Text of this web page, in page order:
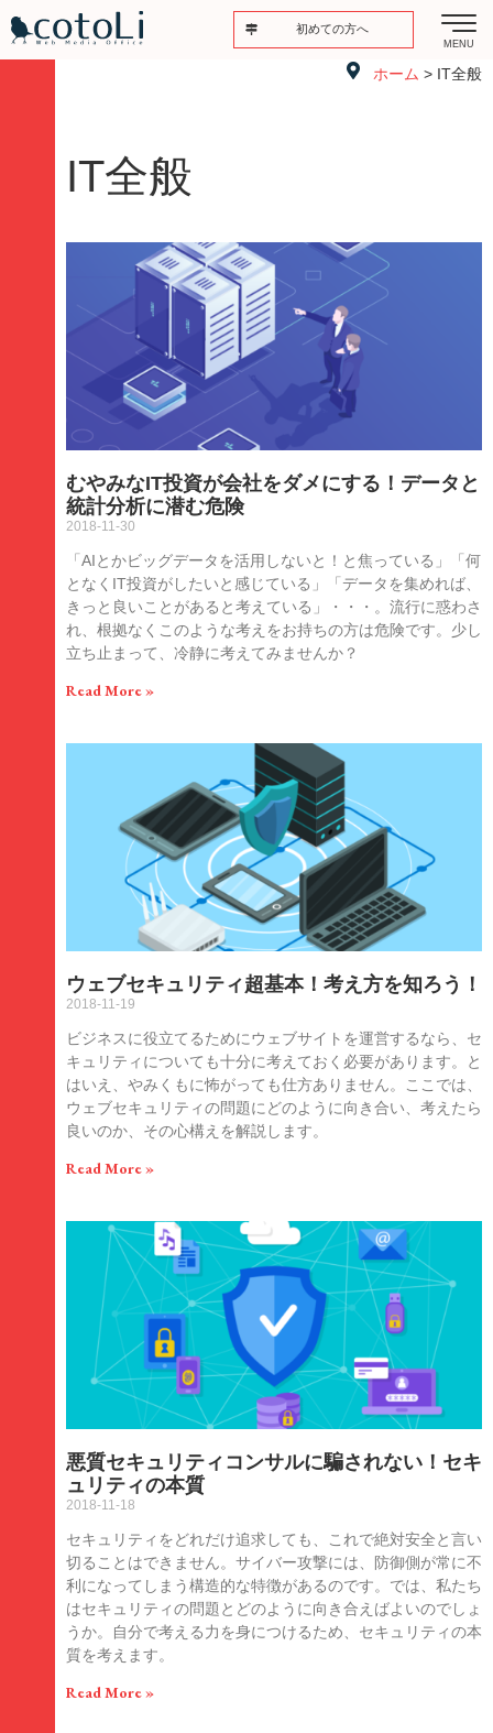
MENU
初めての方へ
ホーム > IT全般
IT全般
むやみなIT投資が会社をダメにする！データと
統計分析に潜む危険
2018-11-30
「AIとかビッグデータを活用しないと！と焦っている」「何
となくIT投資がしたいと感じている」「データを集めれば、
きっと良いことがあると考えている」・・・。流行に惑わさ
れ、根拠なくこのような考えをお持ちの方は危険です。少し
立ち止まって、冷静に考えてみませんか？
Read More »
ウェブセキュリティ超基本！考え方を知ろう！
2018-11-19
ビジネスに役立てるためにウェブサイトを運営するなら、セ
キュリティについても十分に考えておく必要があります。と
はいえ、やみくもに怖がっても仕方ありません。ここでは、
ウェブセキュリティの問題にどのように向き合い、考えたら
良いのか、その心構えを解説します。
Read More »
悪質セキュリティコンサルに騙されない！セキ
ュリティの本質
2018-11-18
セキュリティをどれだけ追求しても、これで絶対安全と言い
切ることはできません。サイバー攻撃には、防御側が常に不
利になってしまう構造的な特徴があるのです。では、私たち
はセキュリティの問題とどのように向き合えばよいのでしょ
うか。自分で考える力を身につけるため、セキュリティの本
質を考えます。
Read More »